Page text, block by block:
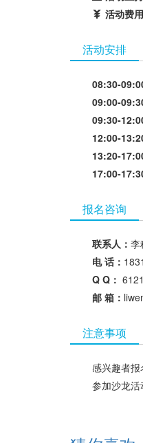
活动费
活动安排
08:30-
09:00-
09:30-
12:00-
13:20-
17:00-
报名咨询
联系人： 李
电 话：
Q Q：
邮 箱：
注意事项
感兴趣者报
参加沙龙活